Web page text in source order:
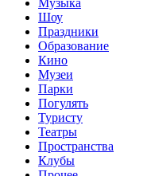
Шоу
Праздники
Образование
Кино
Музеи
Парки
Погулять
Туристу
Театры
Пространства
Клубы